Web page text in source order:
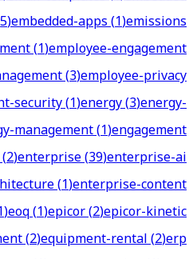
5)embedded-apps(1)emissions
(1)employee-engagement
(3)employee-privacy
security(1)energy(3)energy-
management(1)engagement
(2)enterprise(39)enterprise-ai
(1)enterprise-content
)eoq(1)epicor(2)epicor-kinetic
(2)equipment-rental(2)erp